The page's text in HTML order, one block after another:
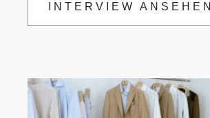
INTERVIEW ANSEHEN